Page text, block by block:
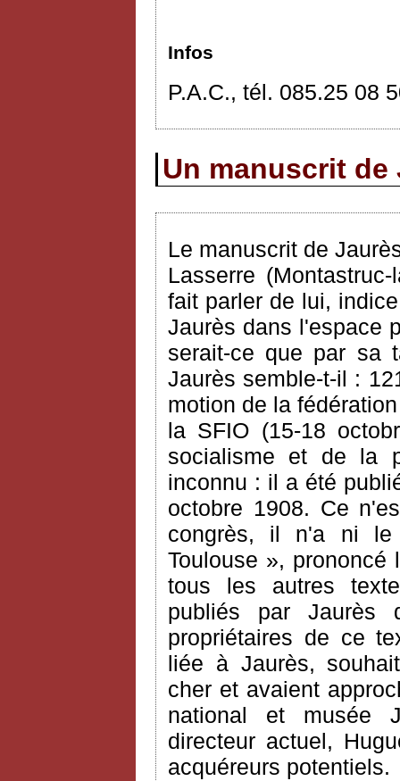
Infos
P.A.C., tél. 085.25 08
Un manuscrit de
Le manuscrit de
Lasserre
fait parler de lui,
Jaurès dans l'espace
serait-ce que par sa
Jaurès semble-t-il :
motion de la
la SFIO (15-18
socialisme et de la
inconnu : il a été
octobre 1908. Ce
congrès, il n'a ni le
Toulouse »,
tous les autres
publiés par Jaurès
propriétaires de ce
liée à Jaurès,
cher et avaient
national et musée
directeur actuel,
acquéreurs potentiels.